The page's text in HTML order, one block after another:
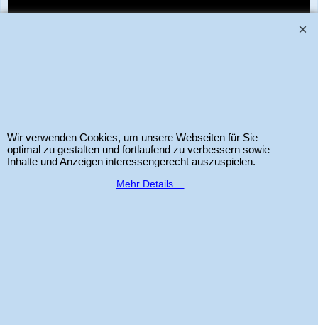
WebShop erstellt mit
Software.
Wir verwenden Cookies, um unsere Webseiten für Sie
optimal zu gestalten und fortlaufend zu verbessern sowie
Inhalte und Anzeigen interessengerecht auszuspielen.
Mehr Details ...